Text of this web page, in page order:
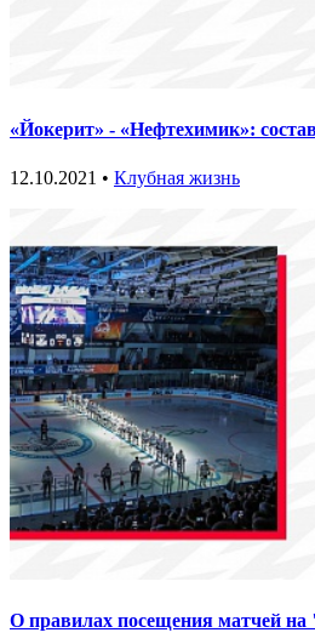
«Йокерит» - «Нефтехимик»:
12.10.2021 • Клубная жизнь
О правилах посещения матчей